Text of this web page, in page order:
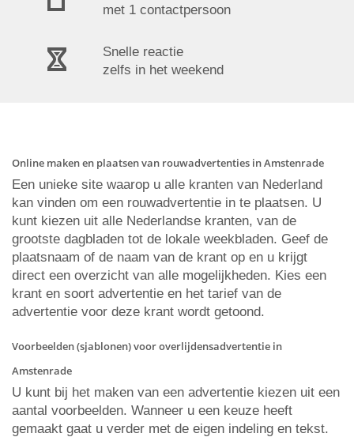
met 1 contactpersoon
Snelle reactie
zelfs in het weekend
Online maken en plaatsen van rouwadvertenties in Amstenrade
Een unieke site waarop u alle kranten van Nederland
kan vinden om een rouwadvertentie in te plaatsen. U
kunt kiezen uit alle Nederlandse kranten, van de
grootste dagbladen tot de lokale weekbladen. Geef de
plaatsnaam of de naam van de krant op en u krijgt
direct een overzicht van alle mogelijkheden. Kies een
krant en soort advertentie en het tarief van de
advertentie voor deze krant wordt getoond.
Voorbeelden (sjablonen) voor overlijdensadvertentie in
Amstenrade
U kunt bij het maken van een advertentie kiezen uit een
aantal voorbeelden. Wanneer u een keuze heeft
gemaakt gaat u verder met de eigen indeling en tekst.